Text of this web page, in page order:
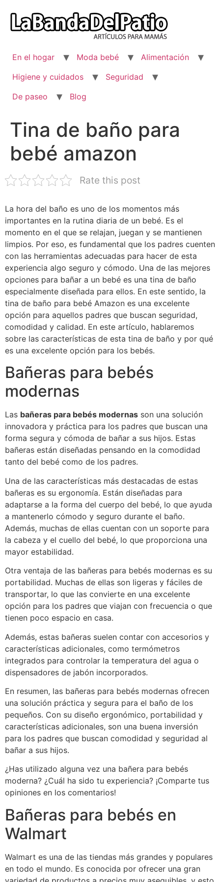
contenido
En el hogar Moda bebé
Alimentación
Higiene y cuidados
Seguridad
De paseo
Blog
Tina de baño para
bebé amazon
Rate this post
La hora del baño es uno de los momentos más
importantes en la rutina diaria de un bebé. Es el
momento en el que se relajan, juegan y se mantienen
limpios. Por eso, es fundamental que los padres cuenten
con las herramientas adecuadas para hacer de esta
experiencia algo seguro y cómodo. Una de las mejores
opciones para bañar a un bebé es una tina de baño
especialmente diseñada para ellos. En este sentido, la
tina de baño para bebé Amazon es una excelente
opción para aquellos padres que buscan seguridad,
comodidad y calidad. En este artículo, hablaremos
sobre las características de esta tina de baño y por qué
es una excelente opción para los bebés.
Bañeras para bebés
modernas
Las bañeras para bebés modernas son una solución
innovadora y práctica para los padres que buscan una
forma segura y cómoda de bañar a sus hijos. Estas
bañeras están diseñadas pensando en la comodidad
tanto del bebé como de los padres.
Una de las características más destacadas de estas
bañeras es su ergonomía. Están diseñadas para
adaptarse a la forma del cuerpo del bebé, lo que ayuda
a mantenerlo cómodo y seguro durante el baño.
Además, muchas de ellas cuentan con un soporte para
la cabeza y el cuello del bebé, lo que proporciona una
mayor estabilidad.
Otra ventaja de las bañeras para bebés modernas es su
portabilidad. Muchas de ellas son ligeras y fáciles de
transportar, lo que las convierte en una excelente
opción para los padres que viajan con frecuencia o que
tienen poco espacio en casa.
Además, estas bañeras suelen contar con accesorios y
características adicionales, como termómetros
integrados para controlar la temperatura del agua o
dispensadores de jabón incorporados.
En resumen, las bañeras para bebés modernas ofrecen
una solución práctica y segura para el baño de los
pequeños. Con su diseño ergonómico, portabilidad y
características adicionales, son una buena inversión
para los padres que buscan comodidad y seguridad al
bañar a sus hijos.
¿Has utilizado alguna vez una bañera para bebés
moderna? ¿Cuál ha sido tu experiencia? ¡Comparte tus
opiniones en los comentarios!
Bañeras para bebés en
Walmart
Walmart es una de las tiendas más grandes y populares
en todo el mundo. Es conocida por ofrecer una gran